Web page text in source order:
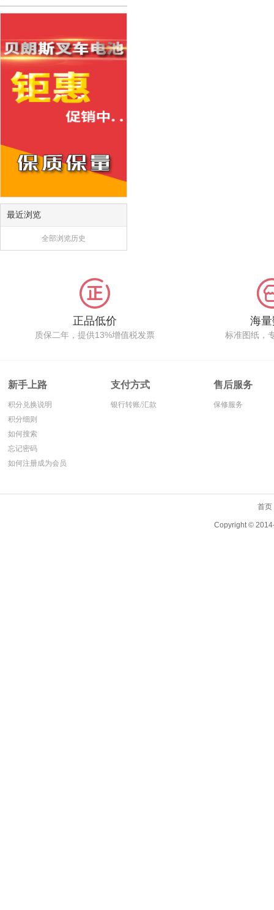
最近浏览
全部浏览历史
正品低价
质保二年，提供13%增值税发票
海
标准图纸，
新手上路
积分兑换说明
积分细则
如何搜索
忘记密码
如何注册成为会员
支付方式
银行转账/汇款
售后服务
保修服务
首页
Copyright ©